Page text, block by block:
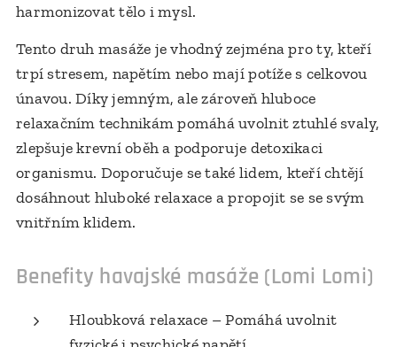
harmonizovat tělo i mysl.
Tento druh masáže je vhodný zejména pro ty, kteří
trpí stresem, napětím nebo mají potíže s celkovou
únavou. Díky jemným, ale zároveň hluboce
relaxačním technikám pomáhá uvolnit ztuhlé svaly,
zlepšuje krevní oběh a podporuje detoxikaci
organismu. Doporučuje se také lidem, kteří chtějí
dosáhnout hluboké relaxace a propojit se se svým
vnitřním klidem.
Benefity havajské masáže (Lomi Lomi)
Hloubková relaxace – Pomáhá uvolnit